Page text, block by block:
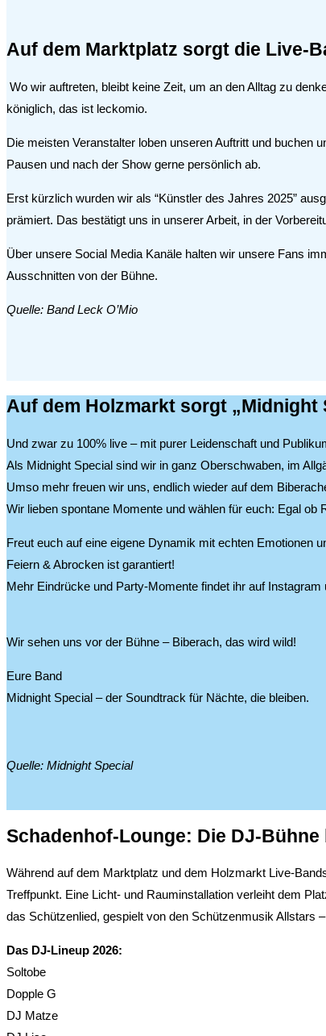
Auf dem Marktplatz sorgt die Live-
Wo wir auftreten, bleibt keine Zeit, um an den Alltag zu
königlich, das ist leckomio.
Die meisten Veranstalter loben unseren Auftritt und buchen
Pausen und nach der Show gerne persönlich ab.
Erst kürzlich wurden wir als “Künstler des Jahres 2025”
prämiert. Das bestätigt uns in unserer Arbeit, in der
Über unsere Social Media Kanäle halten wir unsere Fans
Ausschnitten von der Bühne.
Quelle: Band Leck O’Mio
Auf dem Holzmarkt sorgt „ Midnight
Und zwar zu 100% live – mit purer Leidenschaft und
Als Midnight Special sind wir in ganz Oberschwaben, im
Umso mehr freuen wir uns, endlich wieder auf dem
Wir lieben spontane Momente und wählen für euch: Egal
Freut euch auf eine eigene Dynamik mit echten Emotionen
Feiern & Abrocken ist garantiert!
Mehr Eindrücke und Party-Momente findet ihr auf
Wir sehen uns vor der Bühne – Biberach, das wird wild!
Eure Band
Midnight Special – der Soundtrack für Nächte, die bleiben.
Quelle: Midnight Special
Schadenhof-Lounge: Die DJ-Bühne
Während auf dem Marktplatz und dem Holzmarkt Live-
Treffpunkt. Eine Licht- und Rauminstallation verleiht dem
das Schützenlied, gespielt von den Schützenmusik Allstars
Das DJ-Lineup 2026:
Soltobe
Dopple G
DJ Matze